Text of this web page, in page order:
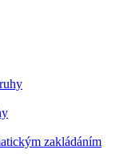
zakládáním